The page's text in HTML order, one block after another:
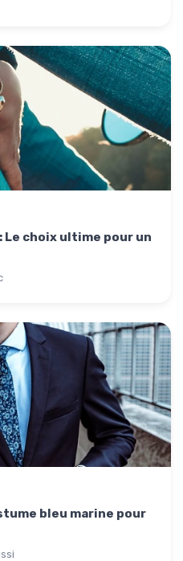
Le choix ultime pour un
bleu marine pour